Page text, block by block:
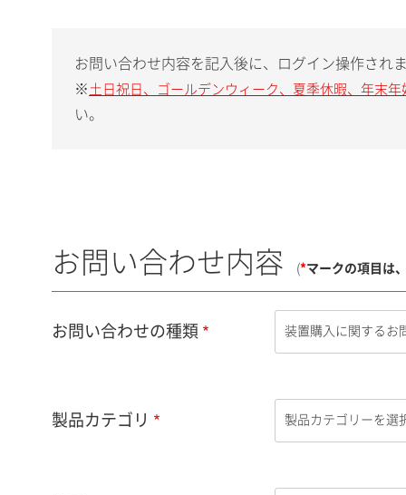
お問い合わせ内容を記入後に、ログイン操作され
※ 土日祝日、ゴールデンウィーク、夏季休暇、年末年
い。
お問い合わせ内容 (*マークの項目は
お問い合わせの種類
製品カテゴリ